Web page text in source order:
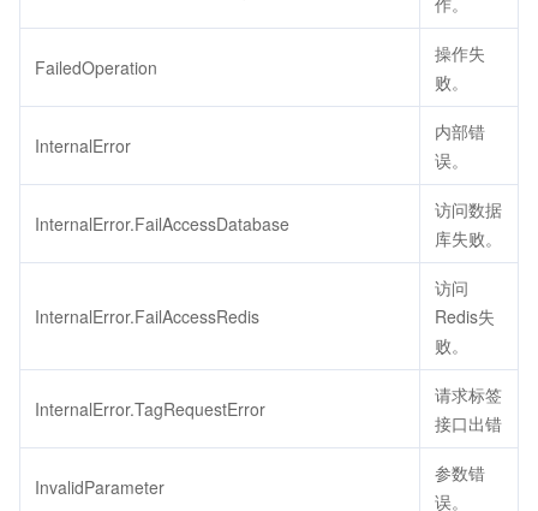
FailedOperation
操作失
败。
InternalError
内部错
误。
InternalError.FailAccessDatabase
访问数据
库失败。
InternalError.FailAccessRedis
访问
Redis失
败。
InternalError.TagRequestError
请求标签
接口出错
InvalidParameter
参数错
误。